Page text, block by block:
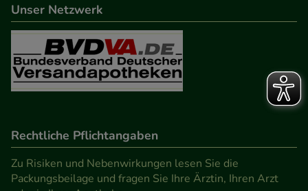
Unser Netzwerk
Rechtliche Pflichtangaben
Zu Risiken und Nebenwirkungen lesen Sie die
Packungsbeilage und fragen Sie Ihre Ärztin, Ihren Arzt